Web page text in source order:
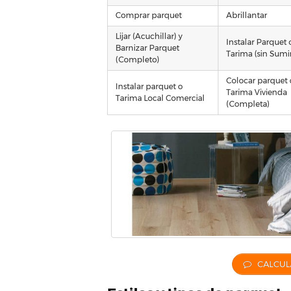
Comprar parquet Abrillantar
Lijar (Acuchillar) y
Barnizar Parquet
(Completo)
Instalar Parquet
Tarima (sin
Instalar parquet o
Tarima Local Comercial
Colocar parquet
Tarima Vivienda
(Completa)